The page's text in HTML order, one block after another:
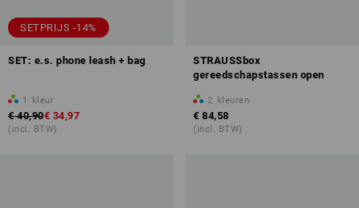
SETPRIJS -14%
SET: e.s. phone leash + bag
1 kleur
€ 40,90€ 34,97
(incl. BTW)
STRAUSSbox
gereedschapstassen open
2 kleuren
€ 84,58
(incl. BTW)